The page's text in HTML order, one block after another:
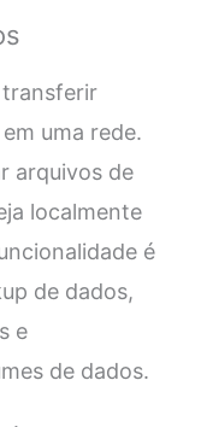
uma rede.
arquivos de
localmente
é
de dados,
e
de dados.